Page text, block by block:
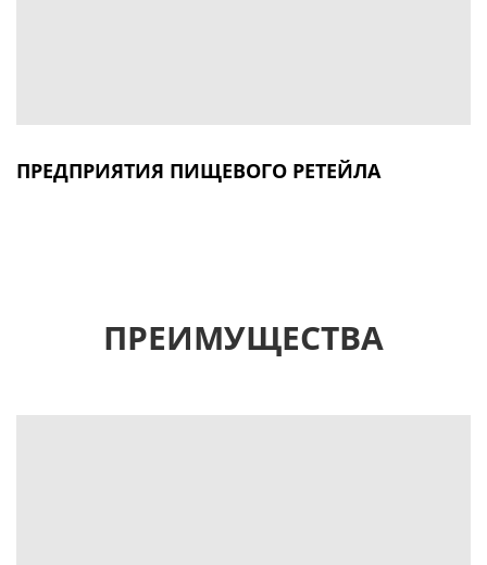
ПРЕДПРИЯТИЯ ПИЩЕВОГО РЕТЕЙЛА
ПРЕИМУЩЕСТВА